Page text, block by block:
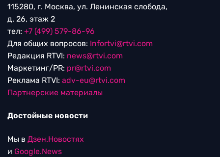
115280, г. Москва, ул. Ленинская слобода,
д. 26, этаж 2
тел: +7 (499) 579-86-96
Для общих вопросов: Infortvi@rtvi.com
Редакция RTVI: news@rtvi.com
Маркетинг/PR: pr@rtvi.com
Реклама RTVI: adv-eu@rtvi.com
Партнерские материалы
Достойные новости
Мы в Дзен.Новостях
и Google.News